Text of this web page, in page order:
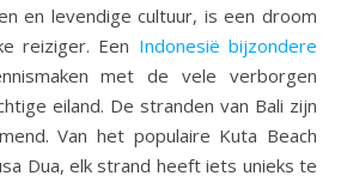
en levendige cultuur, is een droom
reiziger. Een Indonesië bijzondere
met de vele verborgen
eiland. De stranden van Bali zijn
Van het populaire Kuta Beach
Dua, elk strand heeft iets unieks te